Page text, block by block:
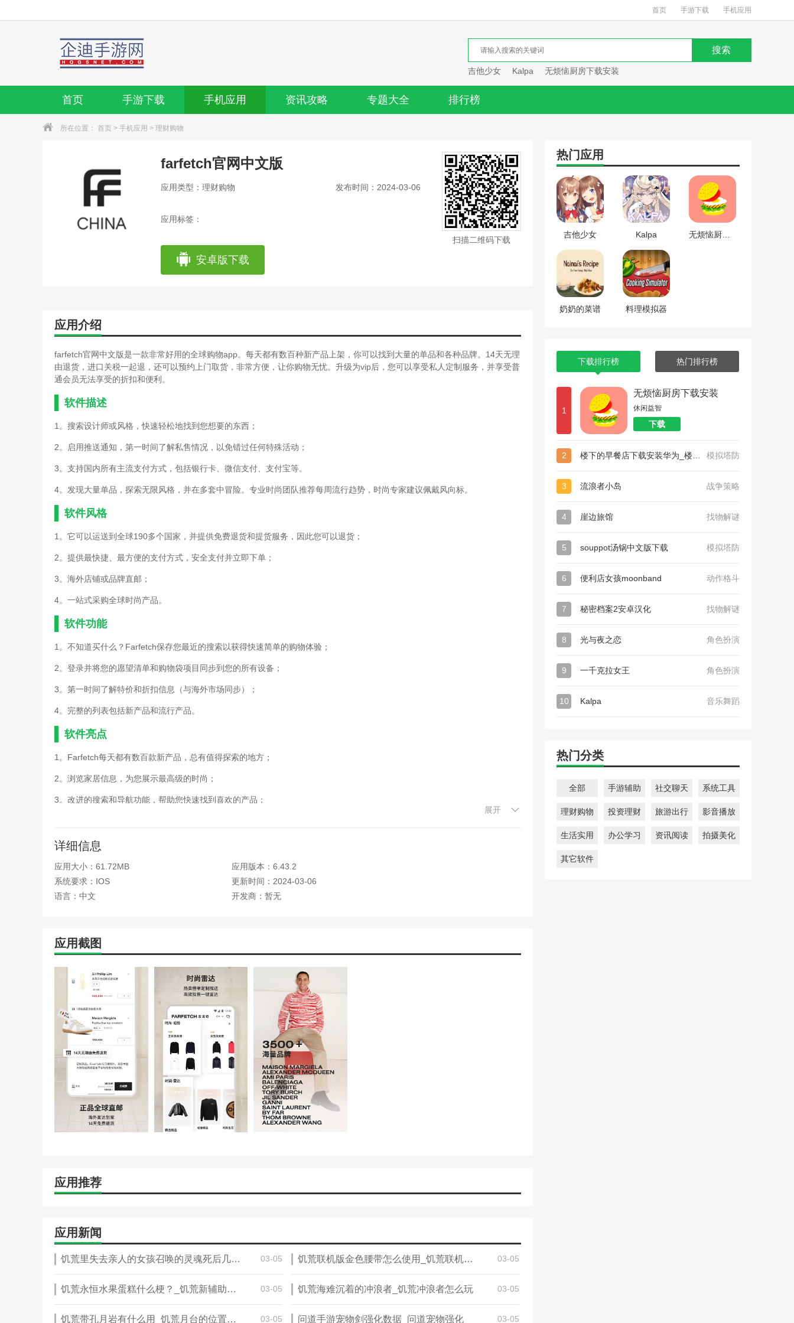
首页 手游下载 手机应用
吉他少女 Kalpa 无烦恼厨房下载安装
首页 手游下载 手机应用 资讯攻略 专题大全 排行榜
所在位置： 首页 > 手机应用 > 理财购物
farfetch官网中文版
应用类型：理财购物 发布时间：2024-03-06
应用标签：
安卓版下载
扫描二维码下载
应用介绍
farfetch官网中文版是一款非常好用的全球购物app。每天都有数百种新产品上架，你可以找到大量的单品和各种品牌。14天无理
由退货，进口关税一起退，还可以预约上门取货，非常方便，让你购物无忧。升级为vip后，您可以享受私人定制服务，并享受普
通会员无法享受的折扣和便利。
软件描述
1。搜索设计师或风格，快速轻松地找到您想要的东西；
2。启用推送通知，第一时间了解私售情况，以免错过任何特殊活动；
3。支持国内所有主流支付方式，包括银行卡、微信支付、支付宝等。
4。发现大量单品，探索无限风格，并在多套中冒险。专业时尚团队推荐每周流行趋势，时尚专家建议佩戴风向标。
软件风格
1。它可以运送到全球190多个国家，并提供免费退货和提货服务，因此您可以退货；
2。提供最快捷、最方便的支付方式，安全支付并立即下单；
3。海外店铺或品牌直邮；
4。一站式采购全球时尚产品。
软件功能
1。不知道买什么？Farfetch保存您最近的搜索以获得快速简单的购物体验；
2。登录并将您的愿望清单和购物袋项目同步到您的所有设备；
3。第一时间了解特价和折扣信息（与海外市场同步）；
4。完整的列表包括新产品和流行产品。
软件亮点
1。Farfetch每天都有数百款新产品，总有值得探索的地方；
2。浏览家居信息，为您展示最高级的时尚；
3。改进的搜索和导航功能，帮助您快速找到喜欢的产品；
软件评估
farfetch官网中文版一款在线购物应用程序，可在线购买新款男女时装、童装以及新设计的手袋、鞋子和配饰。您还可以享受到国
际快递到中国，主要城市只需3-5个工作日即可送达。在这里你可以一站式买到世界各地的精品服饰，并支持14天免费退货，让
你更放心。如果你感兴趣，快来下载吧。
展开
详细信息
应用大小：61.72MB
应用版本：6.43.2
系统要求：IOS
更新时间：2024-03-06
语言：中文
开发商：暂无
应用截图
应用推荐
应用新闻
饥荒里失去亲人的女孩召唤的灵魂死后几天可_饥荒失去亲人的女孩的姐姐有什么用 03-05 饥荒联机版金色腰带怎么使用_饥荒联机元宝代码 03-05
饥荒永恒水果蛋糕什么梗？_饥荒新辅助合集三维类什么意思 03-05 饥荒海难沉着的冲浪者_饥荒冲浪者怎么玩 03-05
饥荒带孔月岩有什么用_饥荒月台的位置能移动嘛 03-05 问道手游宠物剑强化数据_问道宠物强化 03-05
热门应用
吉他少女 Kalpa
奶奶的菜谱 料理模拟器
下载排行榜 热门排行榜
1
无烦恼厨房下载安装
休闲益智
下载
2 模拟塔防
3 流浪者小岛 战争策略
4 崖边旅馆 找物解谜
5 souppot汤锅中文版下载 模拟塔防
6 便利店女孩moonband 动作格斗
7 秘密档案2安卓汉化 找物解谜
8 光与夜之恋 角色扮演
9 一千克拉女王 角色扮演
10 Kalpa 音乐舞蹈
热门分类
全部 手游辅助 社交聊天 系统工具
理财购物 投资理财 旅游出行 影音播放
生活实用 办公学习 资讯阅读 拍摄美化
其它软件